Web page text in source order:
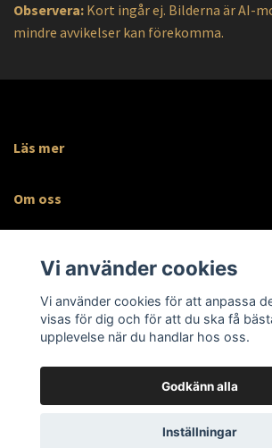
Observera: Kort ingår ej. Bilderna är AI-
mindre avvikelser kan förekomma.
Läs mer
Om oss
Org.nr 559546-3091
© 2026 Slabnest AB
Vi använder cookies
Vi använder cookies för att anpassa
visas för dig och för att du ska få
upplevelse när du handlar hos oss.
Godkänn alla
Inställningar